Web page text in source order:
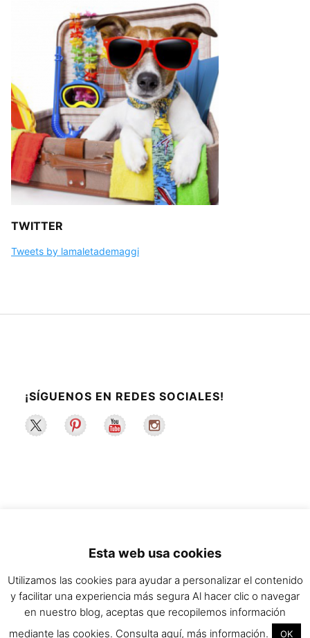
TWITTER
Tweets by lamaletademaggi
¡SÍGUENOS EN REDES SOCIALES!
2022 ©La Maleta de Maggie | Recetas de
Esta web usa cookies
Utilizamos las cookies para ayudar a personalizar el contenido
y facilitar una experiencia más segura Al hacer clic o navegar
en nuestro blog, aceptas que recopilemos información
mediante las cookies. Consulta aquí, más información.
OK